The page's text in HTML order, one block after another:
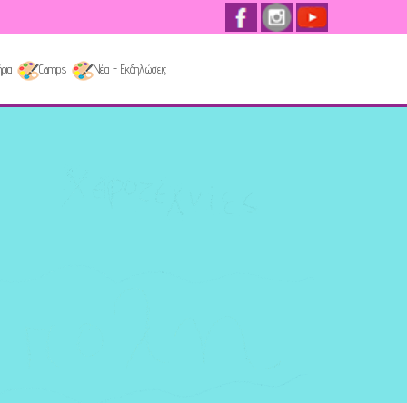
Camps Νέα - Εκδηλώσεις